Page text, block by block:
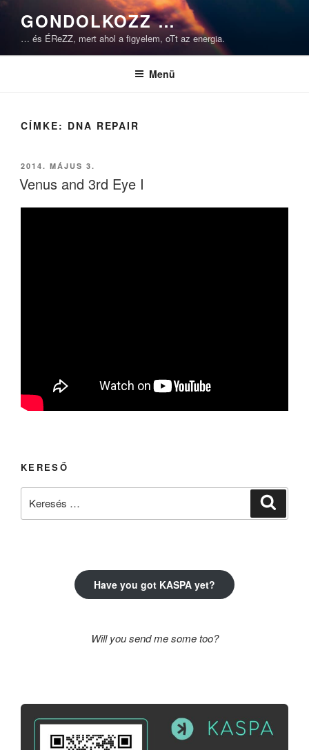
Tartalomhoz
GONDOLKOZZ …
… és ÉReZZ, mert ahol a figyelem, oTt az energia.
Menü
CÍMKE: DNA REPAIR
BEKÜLDVE:
2014. MÁJUS 3.
Venus and 3rd Eye I
KERESŐ
Have you got KASPA yet?
Will you send me some too?